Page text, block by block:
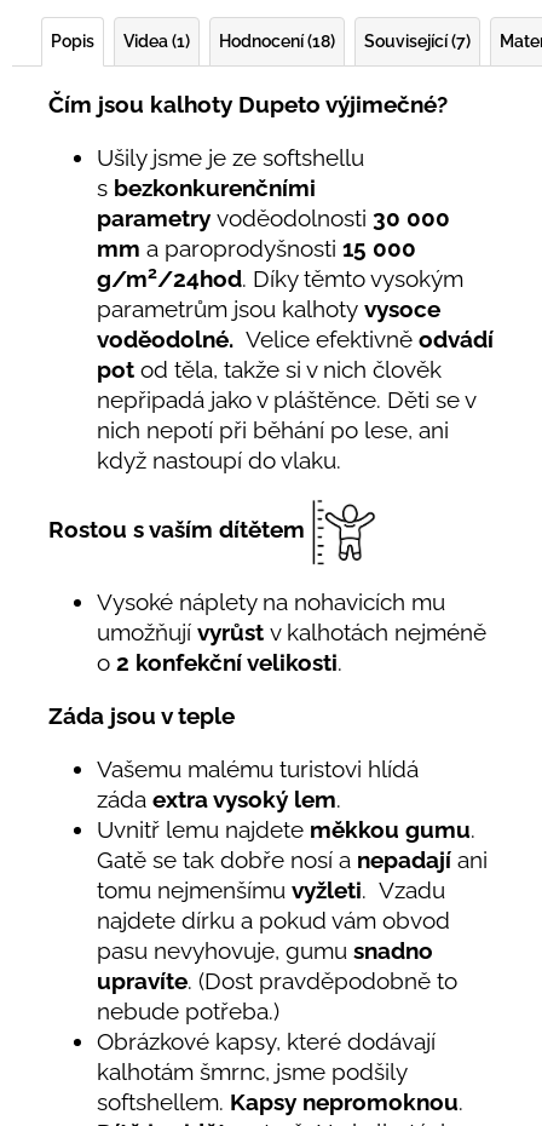
Popis Videa (1) Hodnocení (18) Související (7)
Čím jsou kalhoty Dupeto výjimečné?
Ušily jsme je ze softshellu
s bezkonkurenčními
parametry voděodolnosti 30 000
mm a paroprodyšnosti 15 000
g/m2/24hod. Díky těmto vysokým
parametrům jsou kalhoty vysoce
voděodolné. Velice efektivně odvádí
pot od těla, takže si v nich člověk
nepřipadá jako v pláštěnce. Děti se v
nich nepotí při běhání po lese, ani
když nastoupí do vlaku.
Rostou s vaším dítětem
Vysoké náplety na nohavicích mu
umožňují vyrůst v kalhotách nejméně
o 2 konfekční velikosti.
Záda jsou v teple
Vašemu malému turistovi hlídá
záda extra vysoký lem.
Uvnitř lemu najdete měkkou gumu.
Gatě se tak dobře nosí a nepadají ani
tomu nejmenšímu vyžleti. Vzadu
najdete dírku a pokud vám obvod
pasu nevyhovuje, gumu snadno
upravíte. (Dost pravděpodobně to
nebude potřeba.)
Obrázkové kapsy, které dodávají
kalhotám šmrnc, jsme podšily
softshellem. Kapsy nepromoknou.